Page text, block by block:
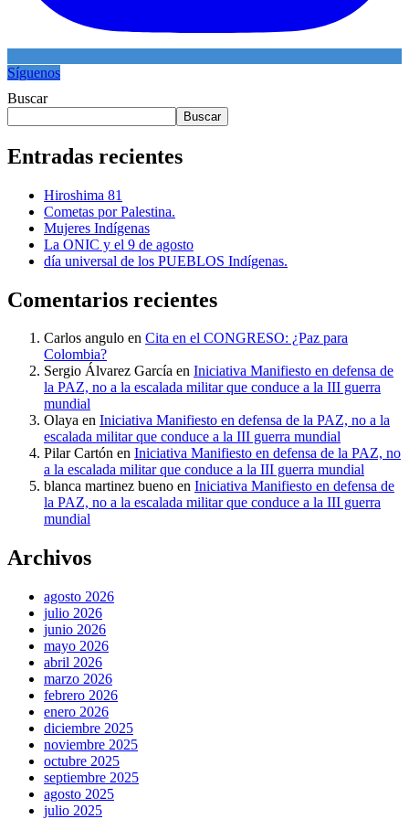
Síguenos
Buscar
Buscar
Entradas recientes
Hiroshima 81
Cometas por Palestina.
Mujeres Indígenas
La ONIC y el 9 de agosto
día universal de los PUEBLOS Indígenas.
Comentarios recientes
Carlos angulo en Cita en el CONGRESO: ¿Paz para
Colombia?
Sergio Álvarez García en Iniciativa Manifiesto en defensa de
la PAZ, no a la escalada militar que conduce a la III guerra
mundial
Olaya en Iniciativa Manifiesto en defensa de la PAZ, no a la
escalada militar que conduce a la III guerra mundial
Pilar Cartón en Iniciativa Manifiesto en defensa de la PAZ, no
a la escalada militar que conduce a la III guerra mundial
blanca martinez bueno en Iniciativa Manifiesto en defensa de
la PAZ, no a la escalada militar que conduce a la III guerra
mundial
Archivos
agosto 2026
julio 2026
junio 2026
mayo 2026
abril 2026
marzo 2026
febrero 2026
enero 2026
diciembre 2025
noviembre 2025
octubre 2025
septiembre 2025
agosto 2025
julio 2025